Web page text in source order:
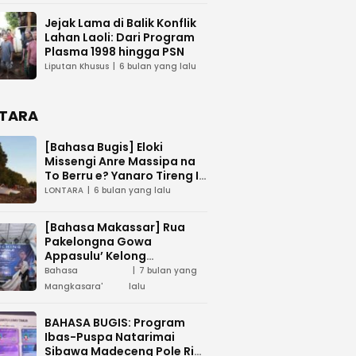
Jejak Lama di Balik Konflik
Lahan Laoli: Dari Program
Plasma 1998 hingga PSN
Liputan Khusus 6 bulan yang lalu
[Bahasa Bugis] ‎Eloki
Missengi Anre Massipa na
To Berru e? Yanaro Tireng I
Tunue
LONTARA 6 bulan yang lalu
[Bahasa Makassar] Rua
Pakelongna Gowa
Appasulu’ Kelong
Mangkasara’ “Teai Jodota”
na “Tepo’ Jarung”
Bahasa
Mangkasara'
7 bulan yang
lalu
BAHASA BUGIS: Program
Ibas-Puspa Natarimai
Sibawa Madeceng Pole Ri